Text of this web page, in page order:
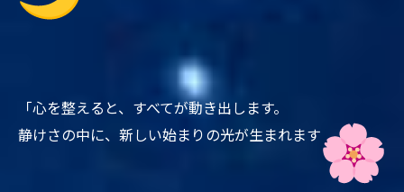
「心を整えると、すべてが動き出します。
静けさの中に、新しい始まりの光が生まれます